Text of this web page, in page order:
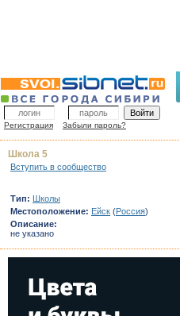
Регистрация Забыли пароль?
Школа 5
Вступить в сообщество
Тип: Школы
Местоположение: Ейск (Россия)
Описание:
не указано